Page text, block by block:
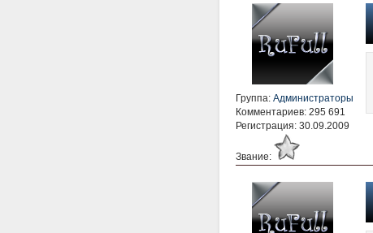
Группа: Администраторы
Комментариев: 295 691
Регистрация: 30.09.2009
Звание: